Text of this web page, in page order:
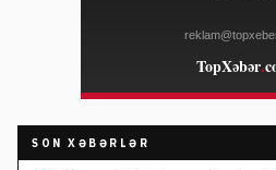
SON XƏBƏRLƏR